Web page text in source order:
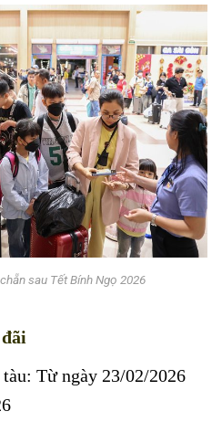
sau Tết Bính Ngọ 2026
Từ ngày 23/02/2026